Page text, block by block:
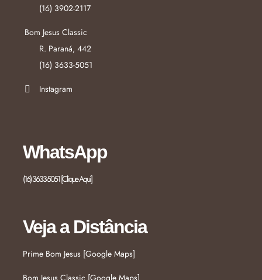
(16) 3902-2117
Bom Jesus Classic
R. Paraná, 442
(16) 3633-5051
Instagram
WhatsApp
(16) 3633-5051 [Clique Aqui]
Veja a Distância
Prime Bom Jesus [Google Maps]
Bom Jesus Classic [Google Maps]